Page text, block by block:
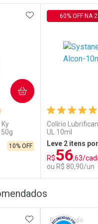
10% OFF
ADICIONAR AOS
FECHAR
FECHAR
Colírio
UL 10ml
60% OFF NA
Leve 2 itens por
R$56,63/
ou R$ 80,90/un
Por
ADICIONAR AOS
Patrocinado